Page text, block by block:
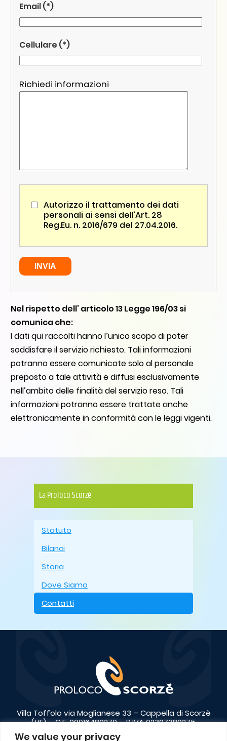
We value your privacy
Email (*)
Cellulare (*)
Richiedi informazioni
Autorizzo il trattamento dei dati
personali ai sensi dell’Art. 28
Reg.Eu. n. 2016/679 del 27.04.2016.
Nel rispetto dell’ articolo 13 Legge 196/03 si
comunica che:
I dati qui raccolti hanno l’unico scopo di poter
soddisfare il servizio richiesto. Tali informazioni
potranno essere comunicate solo al personale
preposto a tale attività e diffusi esclusivamente
nell’ambito delle finalità del servizio reso. Tali
informazioni potranno essere trattate anche
elettronicamente in conformità con le leggi vigenti.
La Proloco Scorzè
Statuto
Bilanci
Storia
Dove Siamo
Contatti
Villa Toffolo via Moglianese 33 – Cappella di Scorzè
(VE) – C.F. 90016480270 – P.IVA 02307380275